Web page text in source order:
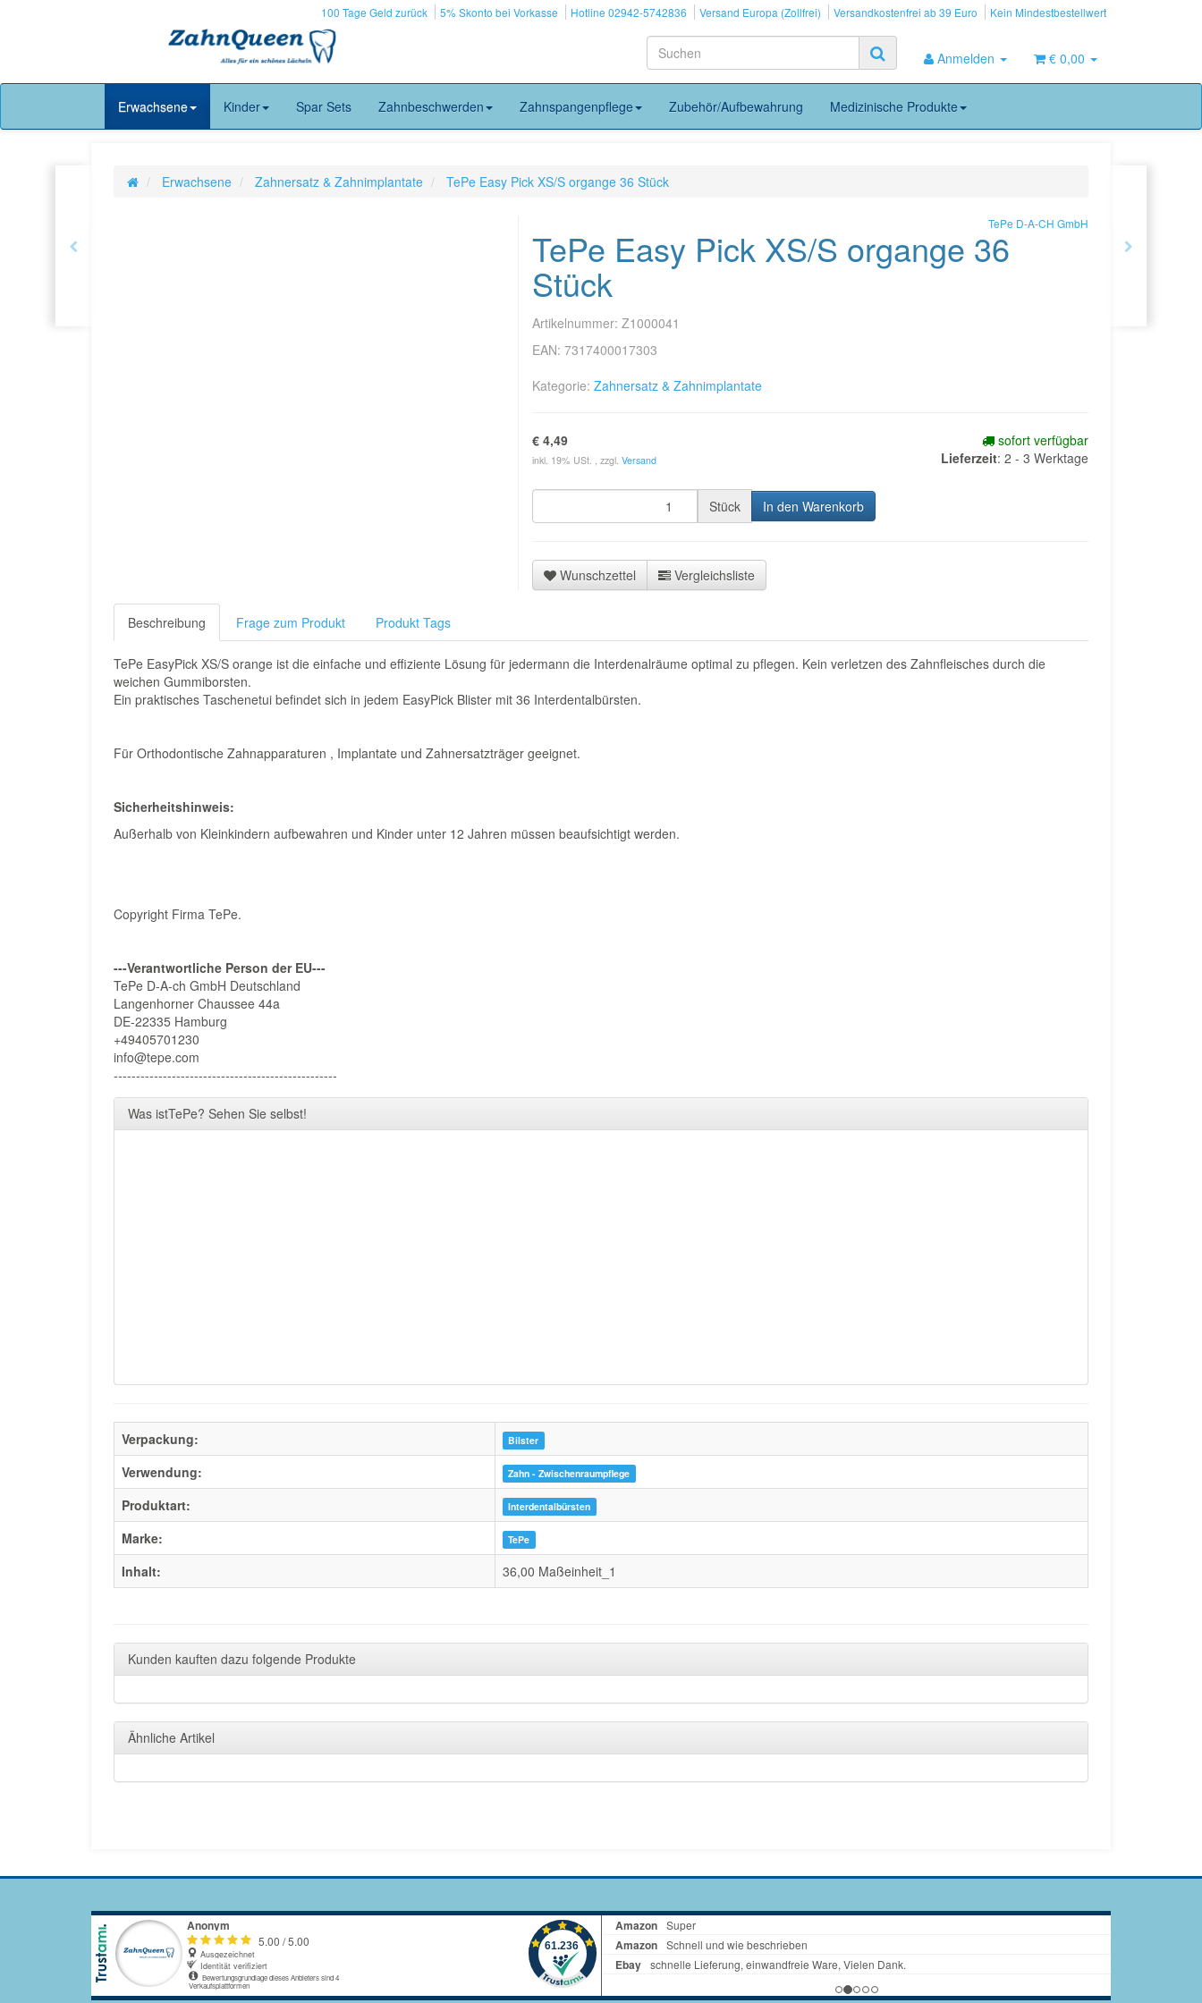
100 Tage Geld zurück 5% Skonto bei Vorkasse Hotline 02942-5742836 Versand Europa (Zollfrei) Versandkostenfrei ab 39 Euro Kein Mindestbestellwert
Anmelden € 0,00
Erwachsene Kinder Spar Sets Zahnbeschwerden Zahnspangenpflege Zubehör/Aufbewahrung Medizinische Produkte
Erwachsene Zahnersatz & Zahnimplantate TePe Easy Pick XS/S organge 36 Stück
TePe D-A-CH GmbH
TePe Easy Pick XS/S organge 36
Stück
Artikelnummer: Z1000041
EAN: 7317400017303
Kategorie: Zahnersatz & Zahnimplantate
€ 4,49
inkl. 19% USt. , zzgl. Versand
sofort verfügbar
Lieferzeit: 2 - 3 Werktage
Stück In den Warenkorb
Wunschzettel Vergleichsliste
Beschreibung Frage zum Produkt Produkt Tags
TePe EasyPick XS/S orange ist die einfache und effiziente Lösung für jedermann die Interdenalräume optimal zu pflegen. Kein verletzen des Zahnfleisches durch die
weichen Gummiborsten.
Ein praktisches Taschenetui befindet sich in jedem EasyPick Blister mit 36 Interdentalbürsten.
Für Orthodontische Zahnapparaturen , Implantate und Zahnersatzträger geeignet.
Sicherheitshinweis:
Außerhalb von Kleinkindern aufbewahren und Kinder unter 12 Jahren müssen beaufsichtigt werden.
Copyright Firma TePe.
---Verantwortliche Person der EU---
TePe D-A-ch GmbH Deutschland
Langenhorner Chaussee 44a
DE-22335 Hamburg
+49405701230
info@tepe.com
--------------------------------------------------
Was istTePe? Sehen Sie selbst!
Verpackung: Bilster
Verwendung: Zahn - Zwischenraumpflege
Produktart: Interdentalbürsten
Marke: TePe
Inhalt: 36,00 Maßeinheit_1
Kunden kauften dazu folgende Produkte
Ähnliche Artikel